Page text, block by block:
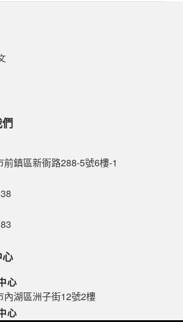
前鎮區新衙路288-5號6樓-1
心
內湖區洲子街12號2樓
心